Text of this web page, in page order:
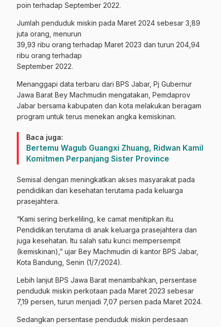
poin terhadap September 2022.
Jumlah penduduk miskin pada Maret 2024 sebesar 3,89
juta orang, menurun
39,93 ribu orang terhadap Maret 2023 dan turun 204,94
ribu orang terhadap
September 2022.
Menanggapi data terbaru dari BPS Jabar, Pj Gubernur
Jawa Barat Bey Machmudin mengatakan, Pemdaprov
Jabar bersama kabupaten dan kota melakukan beragam
program untuk terus menekan angka kemiskinan.
Baca juga:
Bertemu Wagub Guangxi Zhuang, Ridwan Kamil
Komitmen Perpanjang Sister Province
Semisal dengan meningkatkan akses masyarakat pada
pendidikan dan kesehatan terutama pada keluarga
prasejahtera.
“Kami sering berkeliling, ke camat menitipkan itu.
Pendidikan terutama di anak keluarga prasejahtera dan
juga kesehatan. Itu salah satu kunci mempersempit
(kemiskinan),” ujar Bey Machmudin di kantor BPS Jabar,
Kota Bandung, Senin (1/7/2024).
Lebih lanjut BPS Jawa Barat menambahkan, persentase
penduduk miskin perkotaan pada Maret 2023 sebesar
7,19 persen, turun menjadi 7,07 persen pada Maret 2024.
Sedangkan persentase penduduk miskin perdesaan